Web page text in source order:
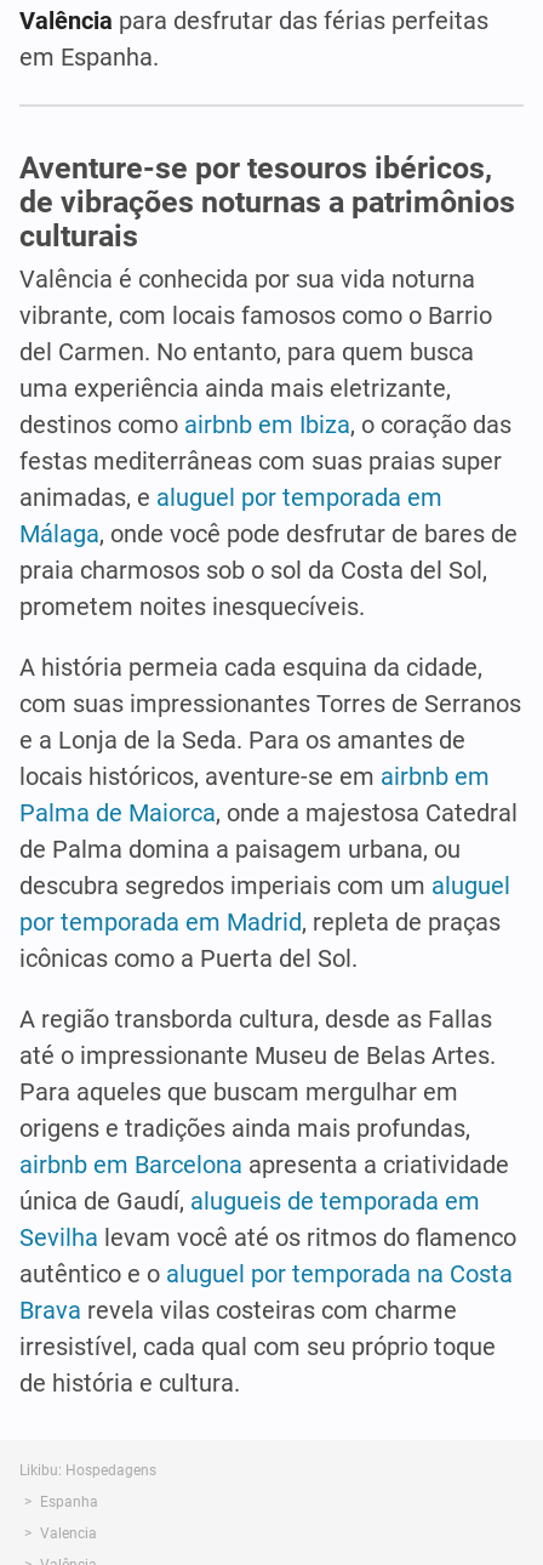
Valência para desfrutar das férias perfeitas
em Espanha.
Aventure-se por tesouros ibéricos,
de vibrações noturnas a patrimônios
culturais
Valência é conhecida por sua vida noturna
vibrante, com locais famosos como o Barrio
del Carmen. No entanto, para quem busca
uma experiência ainda mais eletrizante,
destinos como airbnb em Ibiza, o coração das
festas mediterrâneas com suas praias super
animadas, e aluguel por temporada em
Málaga, onde você pode desfrutar de bares de
praia charmosos sob o sol da Costa del Sol,
prometem noites inesquecíveis.
A história permeia cada esquina da cidade,
com suas impressionantes Torres de Serranos
e a Lonja de la Seda. Para os amantes de
locais históricos, aventure-se em airbnb em
Palma de Maiorca, onde a majestosa Catedral
de Palma domina a paisagem urbana, ou
descubra segredos imperiais com um aluguel
por temporada em Madrid, repleta de praças
icônicas como a Puerta del Sol.
A região transborda cultura, desde as Fallas
até o impressionante Museu de Belas Artes.
Para aqueles que buscam mergulhar em
origens e tradições ainda mais profundas,
airbnb em Barcelona apresenta a criatividade
única de Gaudí, alugueis de temporada em
Sevilha levam você até os ritmos do flamenco
autêntico e o aluguel por temporada na Costa
Brava revela vilas costeiras com charme
irresistível, cada qual com seu próprio toque
de história e cultura.
Likibu: Hospedagens
Espanha
Valencia